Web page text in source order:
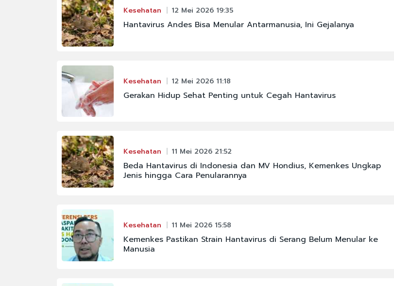
Kesehatan 12 Mei 2026 19:35
Hantavirus Andes Bisa Menular Antarmanusia, Ini Gejalanya
Kesehatan 12 Mei 2026 11:18
Gerakan Hidup Sehat Penting untuk Cegah Hantavirus
Kesehatan 11 Mei 2026 21:52
Beda Hantavirus di Indonesia dan MV Hondius, Kemenkes Ungkap
Jenis hingga Cara Penularannya
Kesehatan 11 Mei 2026 15:58
Kemenkes Pastikan Strain Hantavirus di Serang Belum Menular ke
Manusia
#IKM